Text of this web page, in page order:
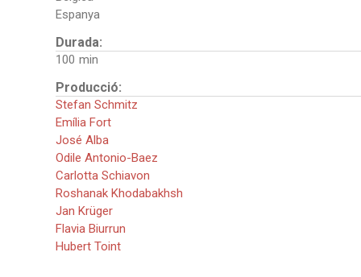
Espanya
Durada:
100
Producció:
Stefan Schmitz
Emília Fort
José Alba
Odile Antonio-Baez
Carlotta Schiavon
Roshanak Khodabakhsh
Jan Krüger
Flavia Biurrun
Hubert Toint